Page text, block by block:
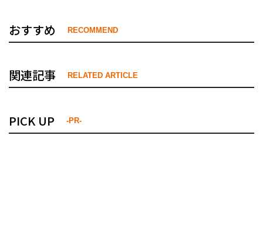
おすすめ RECOMMEND
関連記事 RELATED ARTICLE
PICK UP -PR-